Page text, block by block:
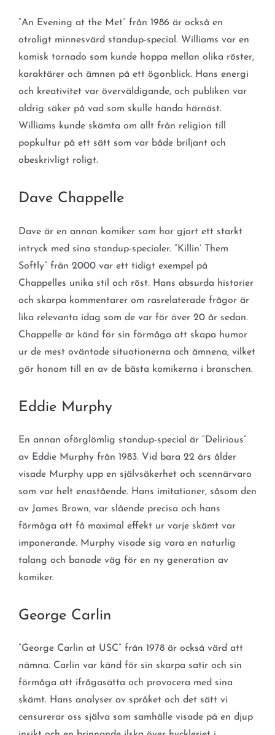
”An Evening at the Met” från 1986 är också en
otroligt minnesvärd standup-special. Williams var en
komisk tornado som kunde hoppa mellan olika röster,
karaktärer och ämnen på ett ögonblick. Hans energi
och kreativitet var överväldigande, och publiken var
aldrig säker på vad som skulle hända härnäst.
Williams kunde skämta om allt från religion till
popkultur på ett sätt som var både briljant och
obeskrivligt roligt.
Dave Chappelle
Dave är en annan komiker som har gjort ett starkt
intryck med sina standup-specialer. ”Killin’ Them
Softly” från 2000 var ett tidigt exempel på
Chappelles unika stil och röst. Hans absurda historier
och skarpa kommentarer om rasrelaterade frågor är
lika relevanta idag som de var för över 20 år sedan.
Chappelle är känd för sin förmåga att skapa humor
ur de mest oväntade situationerna och ämnena, vilket
gör honom till en av de bästa komikerna i branschen.
Eddie Murphy
En annan oförglömlig standup-special är ”Delirious”
av Eddie Murphy från 1983. Vid bara 22 års ålder
visade Murphy upp en självsäkerhet och scennärvaro
som var helt enastående. Hans imitationer, såsom den
av James Brown, var slående precisa och hans
förmåga att få maximal effekt ur varje skämt var
imponerande. Murphy visade sig vara en naturlig
talang och banade väg för en ny generation av
komiker.
George Carlin
”George Carlin at USC” från 1978 är också värd att
nämna. Carlin var känd för sin skarpa satir och sin
förmåga att ifrågasätta och provocera med sina
skämt. Hans analyser av språket och det sätt vi
censurerar oss själva som samhälle visade på en djup